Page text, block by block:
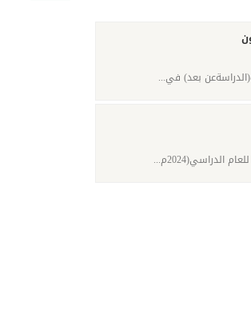
بعد) في...